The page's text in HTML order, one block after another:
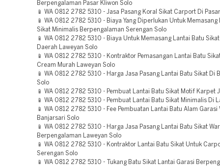
Berpengalaman Pasar Kliwon Solo
📱 WA 0812 2782 5310 - Jasa Pasang Koral Sikat Carport Di
📱 WA 0812 2782 5310 - Biaya Yang Diperlukan Untuk Memasang
Sikat Minimalis Berpengalaman Serengan Solo
📱 WA 0812 2782 5310 - Biaya Untuk Memasang Lantai Batu
Daerah Laweyan Solo
📱 WA 0812 2782 5310 - Kontraktor Pemasangan Lantai Batu
Cream Murah Laweyan Solo
📱 WA 0812 2782 5310 - Harga Jasa Pasang Lantai Batu Sikat Di
Solo
📱 WA 0812 2782 5310 - Pembuat Lantai Batu Sikat Motif Karpet
📱 WA 0812 2782 5310 - Pembuat Lantai Batu Sikat Minimalis Di
📱 WA 0812 2782 5310 - Fee Pembuatan Lantai Batu Alam Garasi
Banjarsari Solo
📱 WA 0812 2782 5310 - Harga Jasa Pasang Lantai Batu Sikat
Berpengalaman Laweyan Solo
📱 WA 0812 2782 5310 - Kontraktor Lantai Batu Sikat Untuk
Serengan Solo
📱 WA 0812 2782 5310 - Tukang Batu Sikat Lantai Garasi